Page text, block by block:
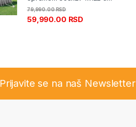
59,990.00 RSD
79,990.00RSD
Prijavite se na naš Newsletter